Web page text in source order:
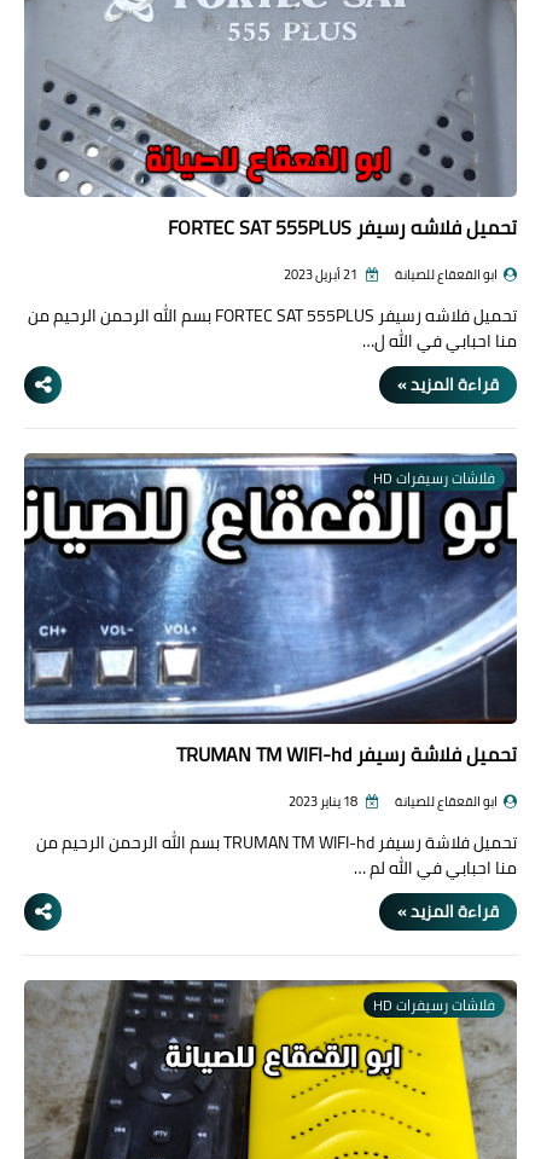
تحميل فلاشه رسيفر FORTEC SAT 555PLUS
ابو القعقاع للصيانة
تحميل فلاشه رسيفر FORTEC SAT 555PLUS بسم الله الرحمن الرحيم من
منا احبابي في الله ل…
قراءة المزيد »
فلاشات رسيفرات HD
تحميل فلاشة رسيفر TRUMAN TM WIFI-hd
ابو القعقاع للصيانة
تحميل فلاشة رسيفر TRUMAN TM WIFI-hd بسم الله الرحمن الرحيم من
منا احبابي في الله لم …
قراءة المزيد »
فلاشات رسيفرات HD